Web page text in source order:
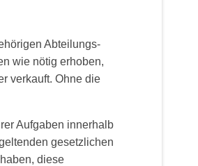
Abteilungs-
wie nötig erhoben,
verkauft. Ohne die
Aufgaben innerhalb
gesetzlichen
diese